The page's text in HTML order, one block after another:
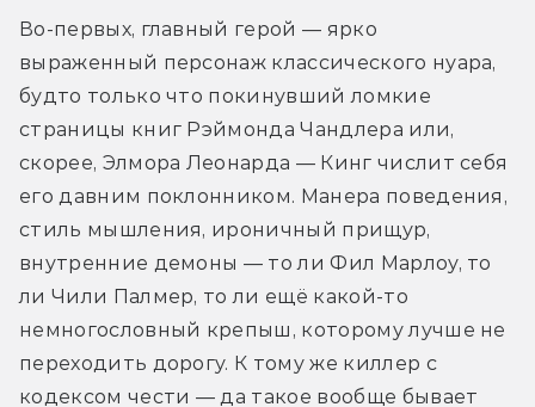
Во-первых, главный герой — ярко
выраженный персонаж классического нуара,
будто только что покинувший ломкие
страницы книг Рэймонда Чандлера или,
скорее, Элмора Леонарда — Кинг числит себя
его давним поклонником. Манера поведения,
стиль мышления, ироничный прищур,
внутренние демоны — то ли Фил Марлоу, то
ли Чили Палмер, то ли ещё какой-то
немногословный крепыш, которому лучше не
переходить дорогу. К тому же киллер с
кодексом чести — да такое вообще бывает